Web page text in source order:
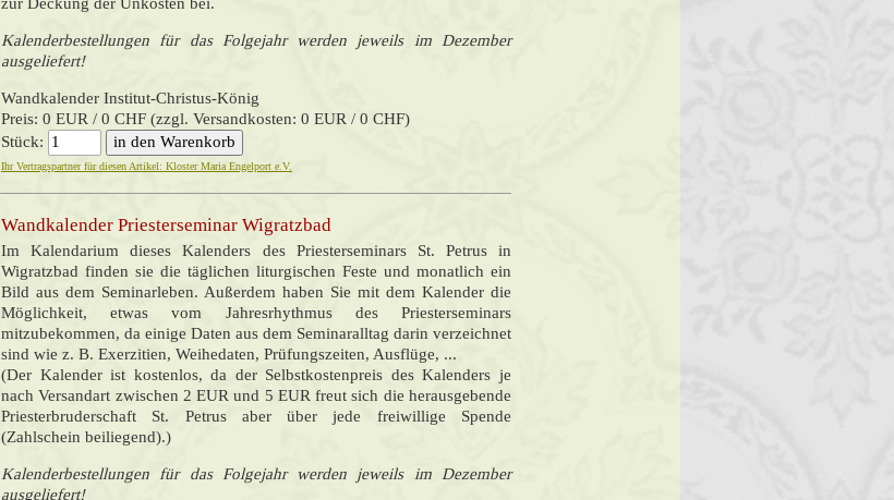
zur Deckung der Unkosten bei.
Kalenderbestellungen für das Folgejahr werden jeweils im Dezember
ausgeliefert!
Wandkalender Institut-Christus-König
Preis: 0 EUR / 0 CHF (zzgl. Versandkosten: 0 EUR / 0 CHF)
Stück:
Ihr Vertragspartner für diesen Artikel: Kloster Maria Engelport e.V.
Wandkalender Priesterseminar Wigratzbad
Im Kalendarium dieses Kalenders des Priesterseminars St. Petrus in
Wigratzbad finden sie die täglichen liturgischen Feste und monatlich ein
Bild aus dem Seminarleben. Außerdem haben Sie mit dem Kalender die
Möglichkeit, etwas vom Jahresrhythmus des Priesterseminars
mitzubekommen, da einige Daten aus dem Seminaralltag darin verzeichnet
sind wie z. B. Exerzitien, Weihedaten, Prüfungszeiten, Ausflüge, ...
(Der Kalender ist kostenlos, da der Selbstkostenpreis des Kalenders je
nach Versandart zwischen 2 EUR und 5 EUR freut sich die herausgebende
Priesterbruderschaft St. Petrus aber über jede freiwillige Spende
(Zahlschein beiliegend).)
Kalenderbestellungen für das Folgejahr werden jeweils im Dezember
ausgeliefert!